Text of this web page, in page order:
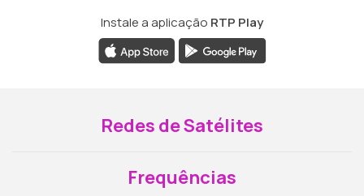
Instale a aplicação RTP Play
Redes de Satélites
Frequências